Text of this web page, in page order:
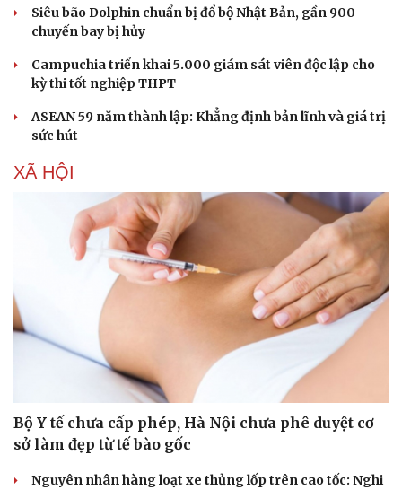
Siêu bão Dolphin chuẩn bị đổ bộ Nhật Bản, gần 900
chuyến bay bị hủy
Campuchia triển khai 5.000 giám sát viên độc lập cho
kỳ thi tốt nghiệp THPT
ASEAN 59 năm thành lập: Khẳng định bản lĩnh và giá trị
sức hút
XÃ HỘI
Bộ Y tế chưa cấp phép, Hà Nội chưa phê duyệt cơ
sở làm đẹp từ tế bào gốc
Nguyên nhân hàng loạt xe thủng lốp trên cao tốc: Nghi